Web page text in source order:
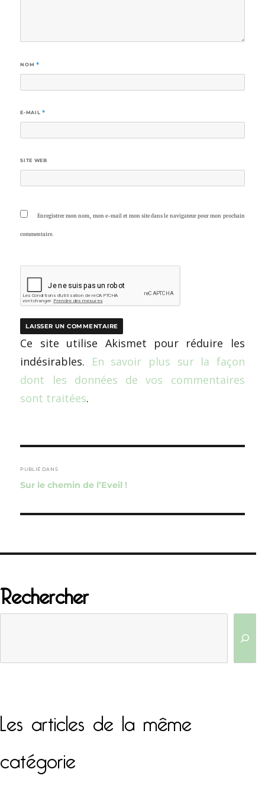
NOM *
E-MAIL *
SITE WEB
Enregistrer mon nom, mon e-mail et mon site dans le navigateur pour mon prochain
commentaire.
Ce site utilise Akismet pour réduire les
indésirables. En savoir plus sur la façon
dont les données de vos commentaires
sont traitées.
de
l’article
PUBLIÉ DANS
Sur le chemin de l’Eveil !
Rechercher
Les articles de la même
catégorie